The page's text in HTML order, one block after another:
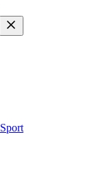
Sport